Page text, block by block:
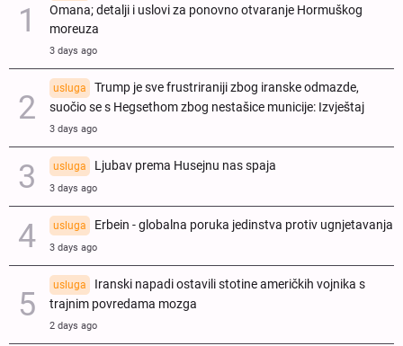
Omana; detalji i uslovi za ponovno otvaranje Hormuškog
moreuza
3 days ago
usluga
Trump je sve frustriraniji zbog iranske odmazde,
suočio se s Hegsethom zbog nestašice municije: Izvještaj
3 days ago
usluga Ljubav prema Husejnu nas spaja
3 days ago
usluga Erbein - globalna poruka jedinstva protiv ugnjetavanja
3 days ago
usluga
Iranski napadi ostavili stotine američkih vojnika s
trajnim povredama mozga
2 days ago